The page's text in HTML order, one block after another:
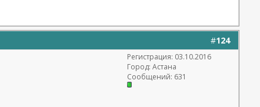
#124
Регистрация: 03.10.2016
Город: Астана
Сообщений: 631